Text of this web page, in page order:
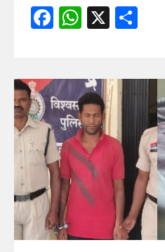
Facebook
X